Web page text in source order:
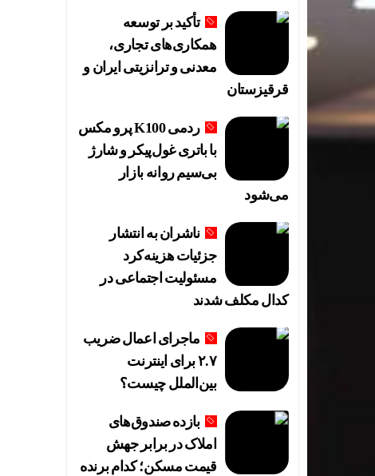
تأکید بر توسعه
همکاری‌های تجاری،
معدنی و ترانزیتی ایران و
قرقیزستان
ردمی K100 پرو مکس
با باتری غول‌پیکر و شارژ
بی‌سیم روانه بازار
می‌شود
ناشران به انتشار
جزئیات هزینه‌کرد
مسئولیت اجتماعی در
کدال مکلف شدند
ماجرای اعمال ضریب
۲.۷ برای اینترنت
بین‌الملل چیست؟
بازده صندوق‌های
املاک در برابر جهش
قیمت مسکن؛ کدام برنده